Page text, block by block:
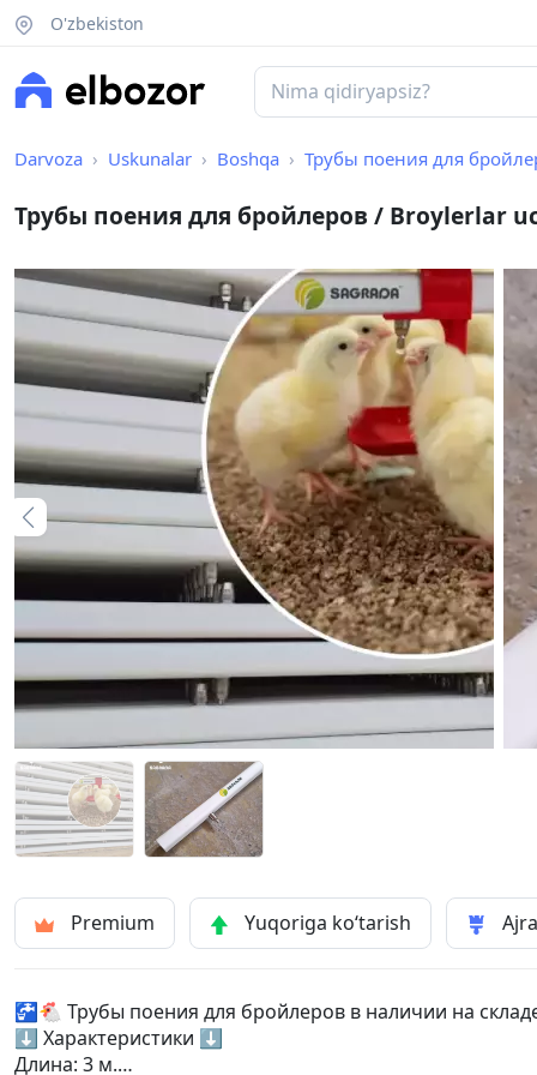
O'zbekiston
Darvoza Uskunalar Boshqa Трубы поения для
Трубы поения для бройлеров / Broylerlar
Premium Yuqoriga ko‘tarish
🚰🐔 Трубы поения для бройлеров в наличии на
⬇️ Характеристики ⬇️
Длина: 3 м.